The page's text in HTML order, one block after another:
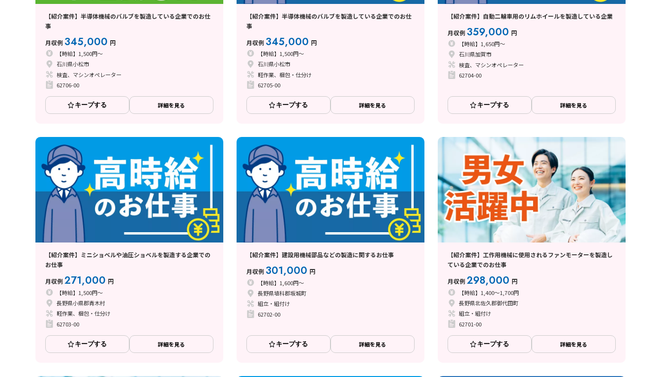
【紹介案件】半導体機械のバルブを製造している企業でのお仕
事
月収例 345,000 円
【時給】1,500円～
石川県小松市
検査、マシンオペレーター
62706-00
キープする 詳細を見る
【紹介案件】半導体機械のバルブを製造している企業でのお仕
事
月収例 345,000 円
【時給】1,500円～
石川県小松市
軽作業、梱包・仕分け
62705-00
キープする 詳細を見る
【紹介案件】自動二輪車用のリムホイールを製造している企業
月収例 359,000 円
【時給】1,650円～
石川県加賀市
検査、マシンオペレーター
62704-00
キープする 詳細を見る
【紹介案件】ミニショベルや油圧ショベルを製造する企業での
お仕事
月収例271,000 円
【時給】1,500円～
長野県小県郡青木村
軽作業、梱包・仕分け
62703-00
キープする 詳細を見る
【紹介案件】建設用機械部品などの製造に関するお仕事
月収例 301,000 円
【時給】1,600円～
長野県埴科郡坂城町
組立・組付け
62702-00
キープする 詳細を見る
【紹介案件】工作用機械に使用されるファンモーターを製造し
ている企業でのお仕事
月収例298,000 円
【時給】1,400～1,700円
長野県北佐久郡御代田町
組立・組付け
62701-00
キープする 詳細を見る